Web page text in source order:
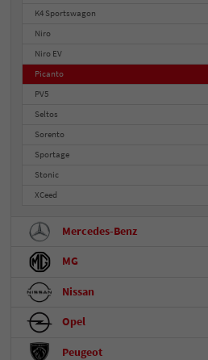
K4 Sportswagon
Niro
Niro EV
Picanto
PV5
Seltos
Sorento
Sportage
Stonic
XCeed
Mercedes-Benz
MG
Nissan
Opel
Peugeot